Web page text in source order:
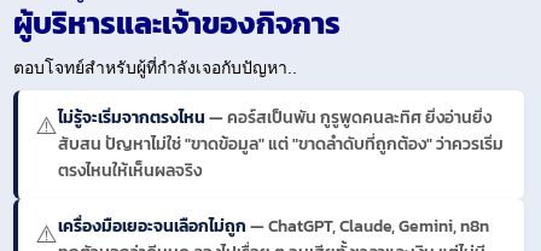
ผู้บริหารและเจ้าของกิจการ
ตอบโจทย์สำหรับผู้ที่กำลังเจอกับปัญหา..
⚠️ไม่รู้จะเริ่มจากตรงไหน — คอร์สเป็นพัน กูรูพูดคนละทิศ ยิ่งอ่านยิ่ง
สับสน ปัญหาไม่ใช่ "ขาดข้อมูล" แต่ "ขาดลำดับที่ถูกต้อง" ว่าควรเริ่ม
ตรงไหนให้เห็นผลจริง
⚠️เครื่องมือเยอะจนเลือกไม่ถูก — ChatGPT, Claude, Gemini, n8n